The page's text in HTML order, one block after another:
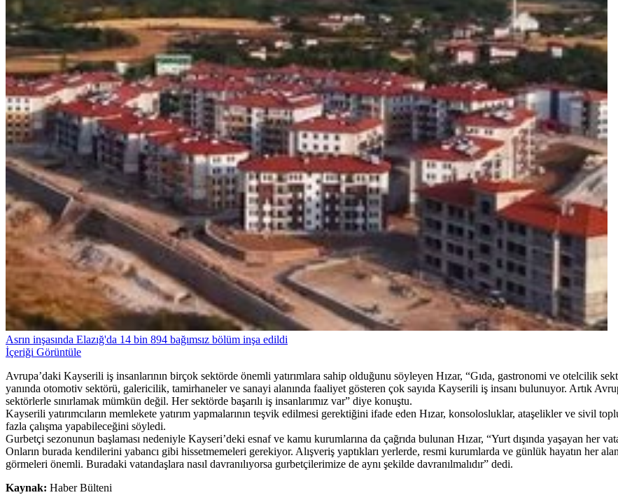
Asrın inşasında Elazığ'da 14 bin 894 bağımsız bölüm inşa edildi
İçeriği Görüntüle
Avrupa’daki Kayserili iş insanlarının birçok sektörde önemli yatırımlara sahip olduğunu söyleyen Hızar, “Gıda, gastronomi ve otelcilik
yanında otomotiv sektörü, galericilik, tamirhaneler ve sanayi alanında faaliyet gösteren çok sayıda Kayserili iş insanı bulunuyor. Artık
sektörlerle sınırlamak mümkün değil. Her sektörde başarılı iş insanlarımız var” diye konuştu.
Kayserili yatırımcıların memlekete yatırım yapmalarının teşvik edilmesi gerektiğini ifade eden Hızar, konsolosluklar, ataşelikler ve sivil
fazla çalışma yapabileceğini söyledi.
Gurbetçi sezonunun başlaması nedeniyle Kayseri’deki esnaf ve kamu kurumlarına da çağrıda bulunan Hızar, “Yurt dışında yaşayan her
Onların burada kendilerini yabancı gibi hissetmemeleri gerekiyor. Alışveriş yaptıkları yerlerde, resmi kurumlarda ve günlük hayatın her
görmeleri önemli. Buradaki vatandaşlara nasıl davranılıyorsa gurbetçilerimize de aynı şekilde davranılmalıdır” dedi.
Kaynak: Haber Bülteni